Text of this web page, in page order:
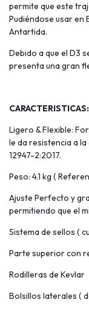
permite que este
Pudiéndose usar en
Antartida.
Debido a que el D3
presenta una gran
CARACTERISTICAS:
Ligero & Flexible:
le da resistencia a
12947-2:2017.
Peso: 4.1 kg (
Ajuste Perfecto y
permitiendo que el
Sistema de sellos (
Parte superior con
Rodilleras de Kevlar
Bolsillos laterales (